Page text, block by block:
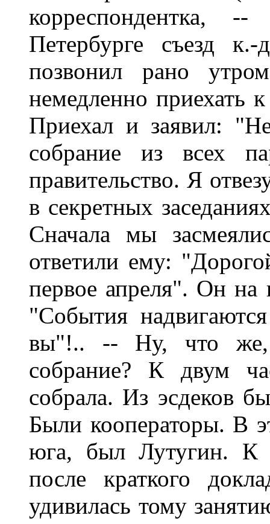
корреспондентка,
Петербурге съезд
позвонил рано
немедленно приехать
Приехал и заявил:
собрание из всех
правительство. Я
в секретных
Сначала мы
ответили ему:
первое апреля". Он на
"События
вы"!.. -- Ну, что же,
собрание? К двум
собрала. Из эсдеков
Были кооператоры. В
юга, был Лутугин. К
после краткого
удивилась тому